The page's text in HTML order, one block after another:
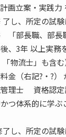
画立案・実践力
し、所定の試
部長職、部長
、3年 以上実
物流士」も含
金（右記?・?）
理士 資格認定
つ体系的に学
し、所定の試